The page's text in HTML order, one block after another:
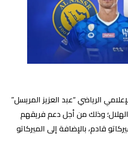
الرياضي “عبد العزيز المريسل”
وذلك من أجل دعم فريقهم
قادم، بالإضافة إلى الميركاتو